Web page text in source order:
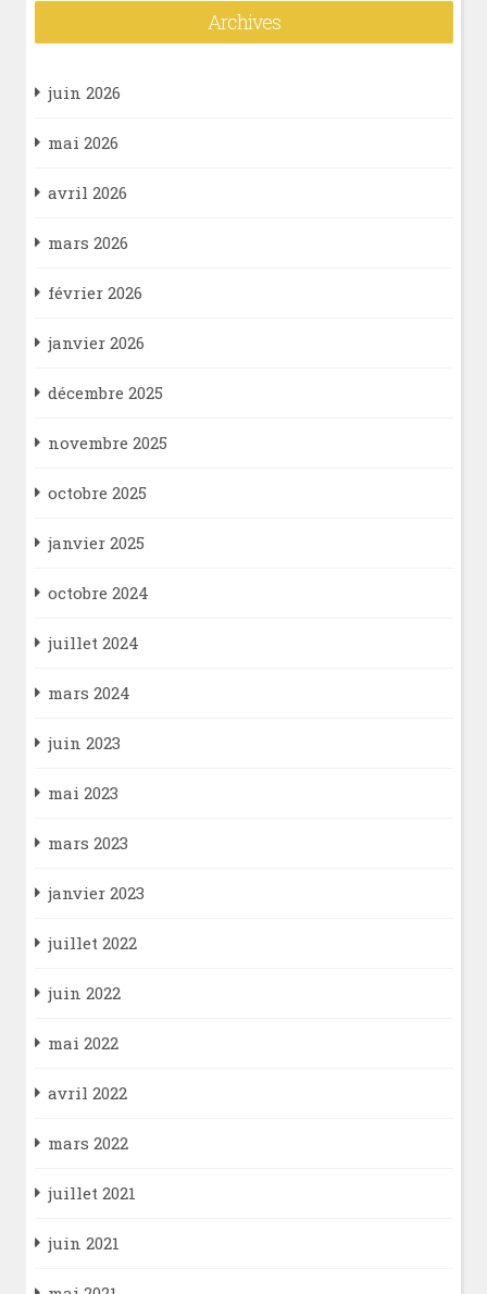
Archives
juin 2026
mai 2026
avril 2026
mars 2026
février 2026
janvier 2026
décembre 2025
novembre 2025
octobre 2025
janvier 2025
octobre 2024
juillet 2024
mars 2024
juin 2023
mai 2023
mars 2023
janvier 2023
juillet 2022
juin 2022
mai 2022
avril 2022
mars 2022
juillet 2021
juin 2021